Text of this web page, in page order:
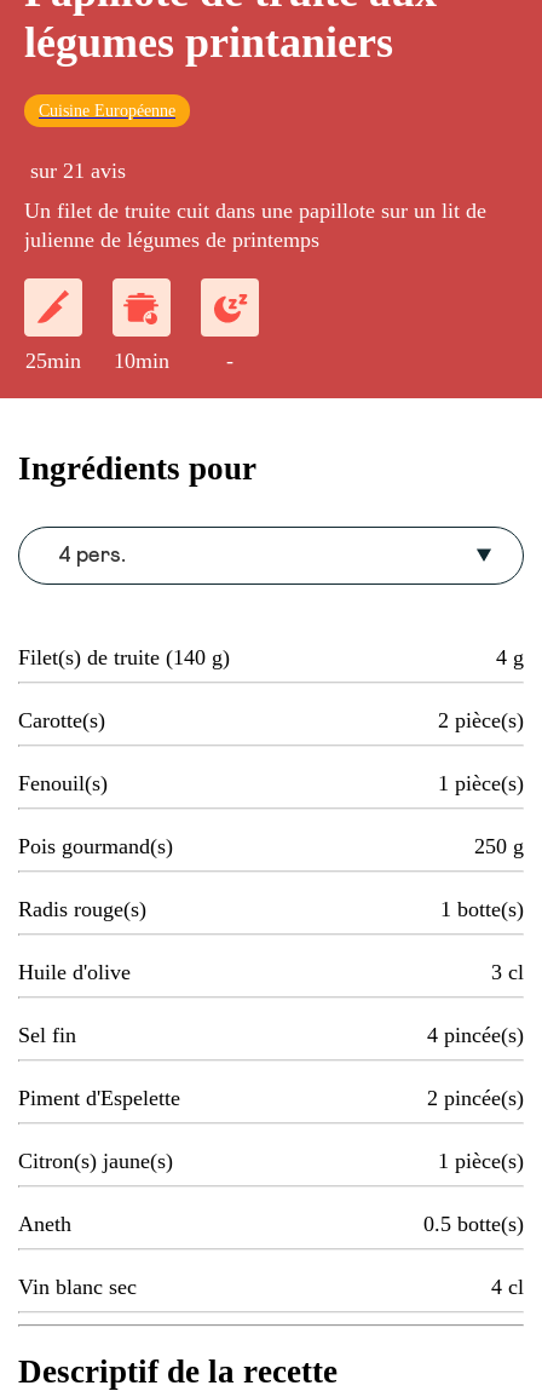
légumes printaniers
Cuisine Européenne
sur 21 avis
Un filet de truite cuit dans une papillote sur un lit de
julienne de légumes de printemps
25min 10min -
Ingrédients pour
4 pers.
Filet(s) de truite (140 g) 4 g
Carotte(s) 2 pièce(s)
Fenouil(s) 1 pièce(s)
Pois gourmand(s) 250 g
Radis rouge(s) 1 botte(s)
Huile d'olive 3 cl
Sel fin 4 pincée(s)
Piment d'Espelette 2 pincée(s)
Citron(s) jaune(s) 1 pièce(s)
Aneth 0.5 botte(s)
Vin blanc sec 4 cl
Descriptif de la recette